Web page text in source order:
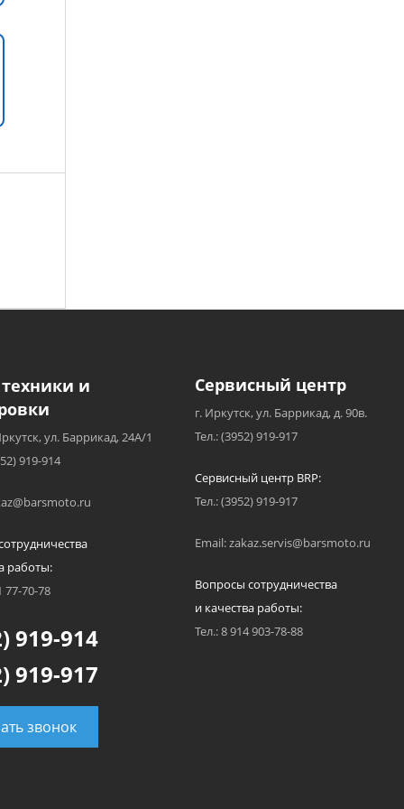
и
ул. Баррикад, 24А/1
919-914
работы:
77-70-78
919-914
919-917
звонок
Сервисный центр
г. Иркутск, ул. Баррикад, д. 90в.
Тел.: (3952) 919-917
Сервисный центр BRP:
Тел.: (3952) 919-917
Email: zakaz.servis@barsmoto.ru
Вопросы сотрудничества
и качества работы:
Тел.: 8 914 903-78-88